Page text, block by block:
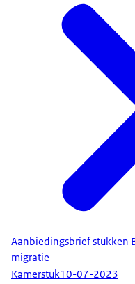
Aanbiedingsbrief stukken
migratie
Kamerstuk10-07-2023